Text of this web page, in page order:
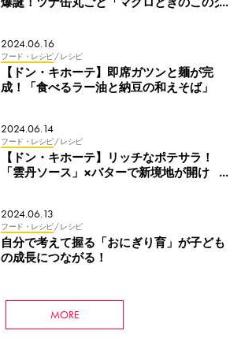
2024.06.16
フード・レシピ/ レシピ
【ドン・キホーテ】即席ガツンと麺が完
成！「食べるラー油と納豆の和えそば」
2024.06.14
フード・レシピ/ レシピ
【ドン・キホーテ】リッチなポテサラ！
「雲丹ソース」×バターで新境地が開け
2024.06.13
フード・レシピ/ レシピ
自分で考えて握る「おにぎり育」が子ども
の成長につながる！
MORE